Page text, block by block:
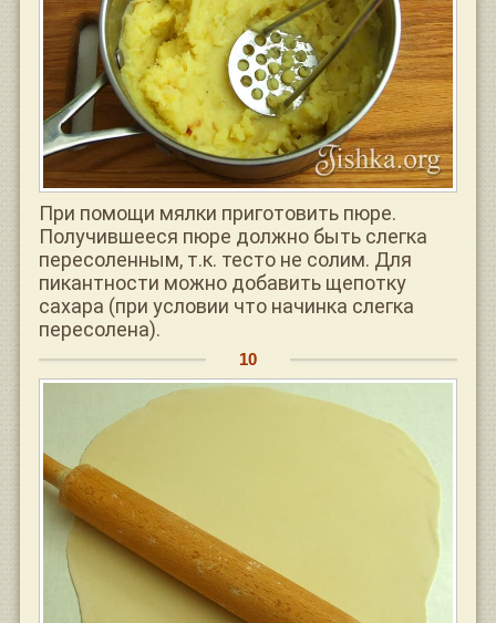
При помощи мялки приготовить пюре.
Получившееся пюре должно быть слегка
пересоленным, т.к. тесто не солим. Для
пикантности можно добавить щепотку
сахара (при условии что начинка слегка
пересолена).